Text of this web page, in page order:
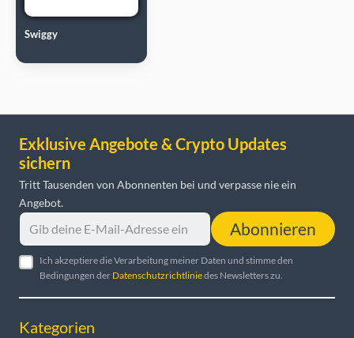
Swiggy
Exklusive Angebote & Crypto Updates
sichern
Tritt Tausenden von Abonnenten bei und verpasse nie ein
Angebot.
Abonnieren
Ich akzeptiere die Verarbeitung meiner Daten und stimme den
Bedingungen der Datenschutzrichtliniedes Newsletters zu.
Kategorien